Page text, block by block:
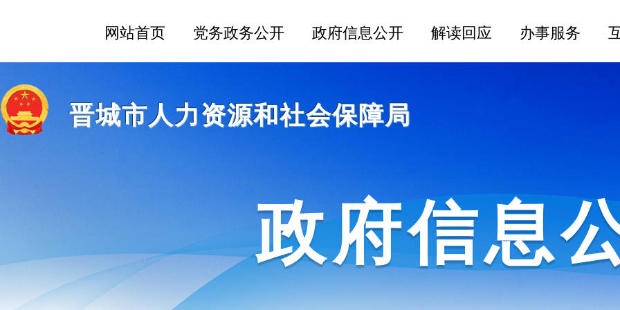
晋城市人力资源和社会保障局
政府信息